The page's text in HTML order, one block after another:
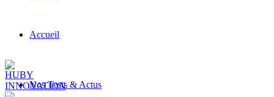
Accueil
Nos Tests & Actus